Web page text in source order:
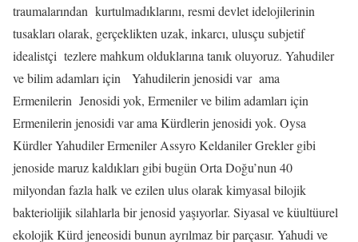
traumalarından kurtulmadıklarını, resmi devlet idelojilerinin
tusakları olarak, gerçeklikten uzak, inkarcı, ulusçu subjetif
idealistçi tezlere mahkum olduklarına tanık oluyoruz. Yahudiler
ve bilim adamları için
Yahudilerin jenosidi var ama
Ermenilerin Jenosidi yok, Ermeniler ve bilim adamları için
Ermenilerin jenosidi var ama Kürdlerin jenosidi yok. Oysa
Kürdler Yahudiler Ermeniler Assyro Keldaniler Grekler gibi
jenoside maruz kaldıkları gibi bugün Orta Doğu’nun 40
milyondan fazla halk ve ezilen ulus olarak kimyasal bilojik
bakteriolijik silahlarla bir jenosid yaşıyorlar. Siyasal ve küultüurel
ekolojik Kürd jeneosidi bunun ayrılmaz bir parçasır. Yahudi ve